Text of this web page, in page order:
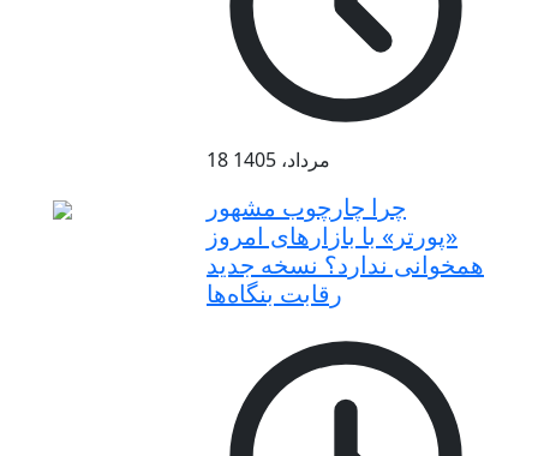
18 مرداد، 1405
چرا چارچوب مشهور
«پورتر» با بازارهای امروز
همخوانی ندارد؟ نسخه جدید
رقابت‌ بنگاه‌ها